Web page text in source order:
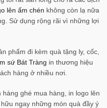
lên ấm chén không còn lạ nữa
Sử dụng rộng rãi vì những lợi
phẩm đi kèm quà tặng ly, cốc,
sứ Bát Tràng in thương hiệu
hàng ở nhiều nơi.
ghé mua hàng, in logo lên
ngay những món quà đầy ý